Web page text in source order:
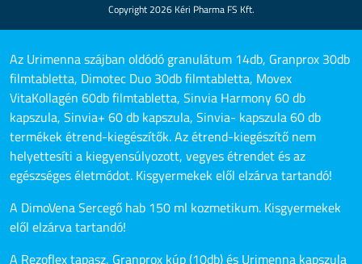
Copyright 2026 Kéri Pharma FS Kft.
Az Urimenna szájban oldódó granulátum 14db, Granprox 30db
filmtabletta, Dimotec Duo 30db filmtabletta, Movex
VitaKollagén 60db filmtabletta, Sinvia Harmony 60 db
kapszula, Sinvia+ 60 db kapszula, Sinvia- kapszula 60 db
termékek étrend-kiegészítők. Az étrend-kiegészítő nem
helyettesíti a kiegyensúlyozott, vegyes étrendet és az
egészséges életmódot. Kisgyermekek elől elzárva tartandó!
A DimoVena Sercegő hab 150 ml kozmetikum. Kisgyermekek
elől elzárva tartandó!
A Rezoflex tapasz, Granprox kúp (10db) és Urimenna kapszula